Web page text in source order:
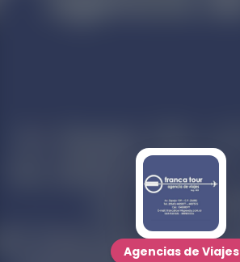
Agencias de Viajes